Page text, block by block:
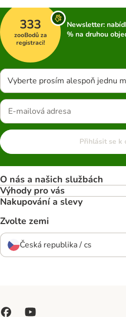
333
zooBodů za
registraci!
Newsletter:
% na druhou
Vyberte prosím alespoň jednu
Přihlásit se k
O nás a našich službách
Výhody pro vás
Nakupování a slevy
Zvolte zemi
Česká republika / cs